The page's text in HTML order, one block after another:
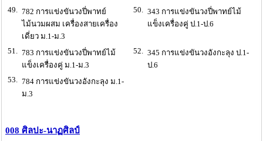
49. 782 การแข่งขันวงปี่พาทย์
ไม้นวมผสม เครื่องสายเครื่อง
เดี่ยว ม.1-ม.3
50. 343 การแข่งขันวงปี่พาทย์ไม้
แข็งเครื่องคู่ ป.1-ป.6
51. 783 การแข่งขันวงปี่พาทย์ไม้
แข็งเครื่องคู่ ม.1-ม.3
52. 345 การแข่งขันวงอังกะลุง ป.1-
ป.6
53. 784 การแข่งขันวงอังกะลุง ม.1-
ม.3
008 ศิลปะ-นาฏศิลป์